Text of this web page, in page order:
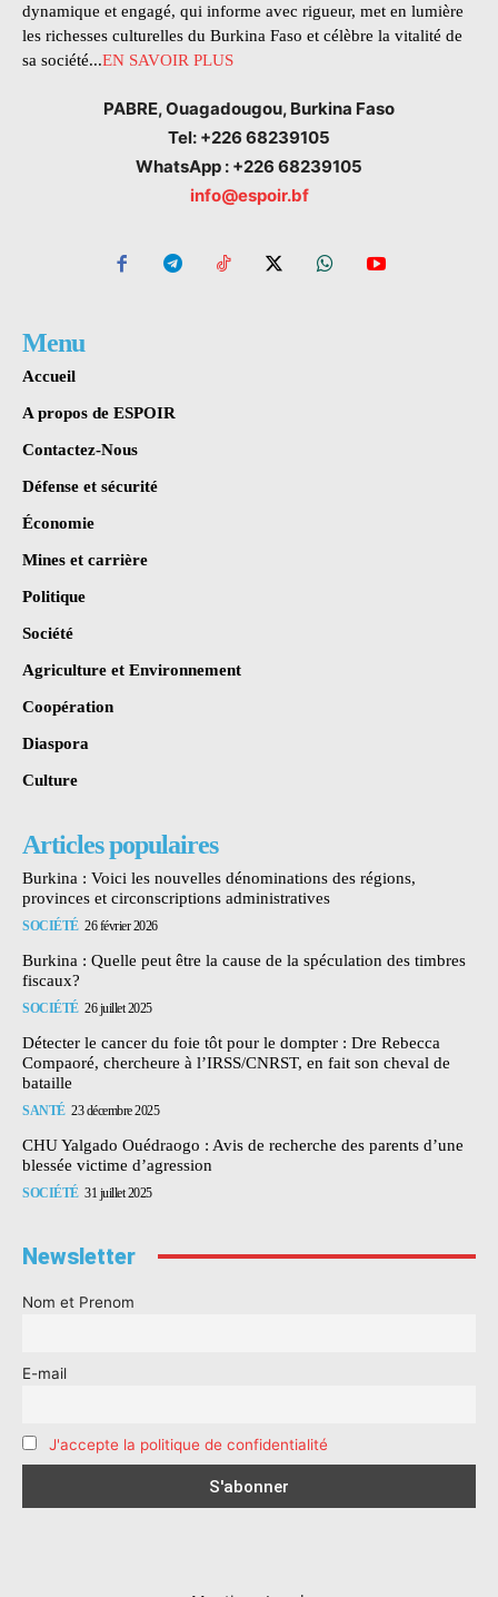
dynamique et engagé, qui informe avec rigueur, met en lumière
les richesses culturelles du Burkina Faso et célèbre la vitalité de
sa société...EN SAVOIR PLUS
PABRE, Ouagadougou, Burkina Faso
Tel: +226 68239105
WhatsApp : +226 68239105
info@espoir.bf
Menu
Accueil
A propos de ESPOIR
Contactez-Nous
Défense et sécurité
Économie
Mines et carrière
Politique
Société
Agriculture et Environnement
Coopération
Diaspora
Culture
Articles populaires
Burkina : Voici les nouvelles dénominations des régions,
provinces et circonscriptions administratives
SOCIÉTÉ 26 février 2026
Burkina : Quelle peut être la cause de la spéculation des timbres
fiscaux?
SOCIÉTÉ 26 juillet 2025
Détecter le cancer du foie tôt pour le dompter : Dre Rebecca
Compaoré, chercheure à l’IRSS/CNRST, en fait son cheval de
bataille
SANTÉ 23 décembre 2025
CHU Yalgado Ouédraogo : Avis de recherche des parents d’une
blessée victime d’agression
SOCIÉTÉ 31 juillet 2025
Newsletter
Nom et Prenom
E-mail
J'accepte la politique de confidentialité